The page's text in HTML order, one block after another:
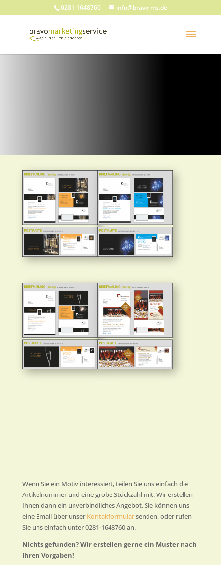
0281-1648760 info@bravo-ms.de
Wenn Sie ein Motiv interessiert, teilen Sie uns einfach die
Artikelnummer und eine grobe Stückzahl mit. Wir erstellen
Ihnen dann ein unverbindliches Angebot. Sie können uns
eine Email über unserKontakformularsenden, oder rufen
Sie uns einfach unter 0281-1648760 an.
Nichts gefunden? Wir erstellen gerne ein Muster nach
Ihren Vorgaben!